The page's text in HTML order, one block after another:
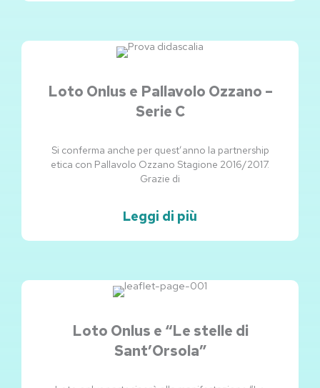
Loto Onlus e Pallavolo Ozzano –
Serie C
Si conferma anche per quest’anno la partnership
etica con Pallavolo Ozzano Stagione 2016/2017.
Grazie di
Leggi di più
Loto Onlus e “Le stelle di
Sant’Orsola”